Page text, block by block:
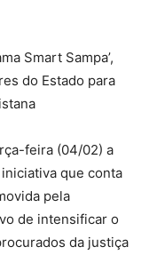
Smart Sampa’,
do Estado para
feira (04/02) a
que conta
pela
de intensificar o
da justiça